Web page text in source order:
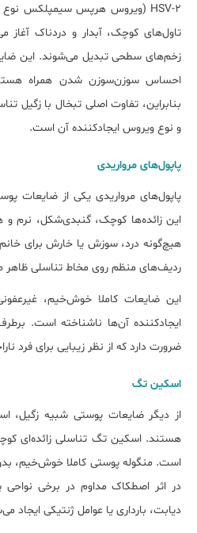
تاول‌های کوچک، آبدار و دردناک
زخم‌های سطحی تبدیل می‌شوند. این
احساس سوزن‌سوزن شدن همراه
بنابراین، تفاوت اصلی تبخال با زگیل
و نوع ویروس ایجادکننده آن است.
پاپول‌های مرواریدی
پاپول‌های مرواریدی یکی از ضایعات
این زائده‌ها کوچک، گنبدی‌شکل، نرم
هیچ‌گونه درد، سوزش یا خارش برای خانم
ردیف‌های منظم روی مخاط تناسلی ظاهر
این ضایعات کاملا خوش‌خیم،
ایجادکننده آن‌ها ناشناخته است.
ضرورت دارد که از نظر زیبایی برای فرد
اسکین تگ
از دیگر ضایعات پوستی شبیه زگیل،
هستند. اسکین تگ تناسلی زائده‌ای
است. منگوله پوستی کاملا خوش‌خیم،
در اثر اصطکاک مداوم در برخی نواحی
دیابت، بارداری یا عوامل ژنتیکی ایجاد